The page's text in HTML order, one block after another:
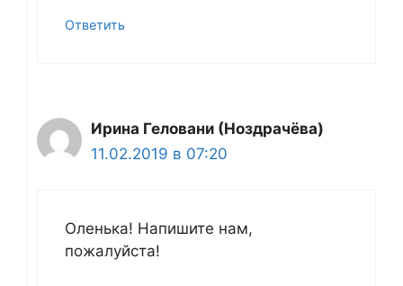
Ответить
Ирина Геловани (Ноздрачёва)
11.02.2019 в 07:20
Оленька! Напишите нам,
пожалуйста!